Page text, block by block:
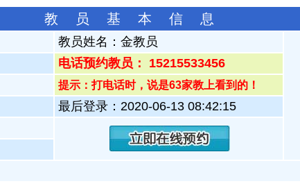
教 员 基 本 信 息
教员姓名： 金教员
电话预约教员： 15215533456
提示：打电话时，说是63家教上看到的！
最后登录：2020-06-13 08:42:15